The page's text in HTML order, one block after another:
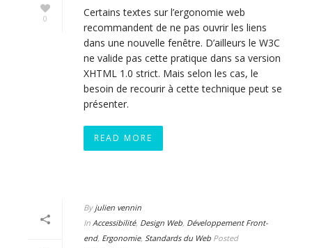
0
Certains textes sur l’ergonomie web
recommandent de ne pas ouvrir les liens
dans une nouvelle fenêtre. D’ailleurs le W3C
ne valide pas cette pratique dans sa version
XHTML 1.0 strict. Mais selon les cas, le
besoin de recourir à cette technique peut se
présenter.
READ MORE
By julien vennin
In Accessibilité, Design Web, Développement Front-
end, Ergonomie, Standards du Web Posted